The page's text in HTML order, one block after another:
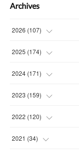
Archives
2026 (107)
(4)
(15
(15
(13
2025 (174)
(14
(14
(15
(15
2024 (171)
(13
(13
(15
2023 (159)
(14
(14 )
2022 (120)
(14 )
2021 (34)